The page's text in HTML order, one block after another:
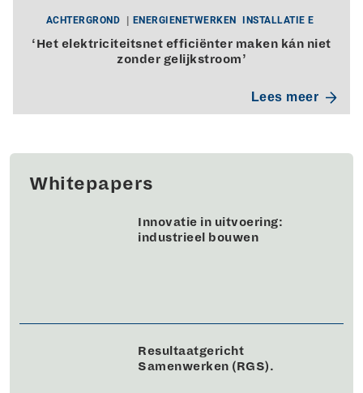
ACHTERGROND ENERGIENETWERKEN INSTALLATIE E
‘Het elektriciteitsnet efficiënter maken kán niet
zonder gelijkstroom’
Lees meer
Whitepapers
Innovatie in uitvoering:
industrieel bouwen
Resultaatgericht
Samenwerken (RGS).